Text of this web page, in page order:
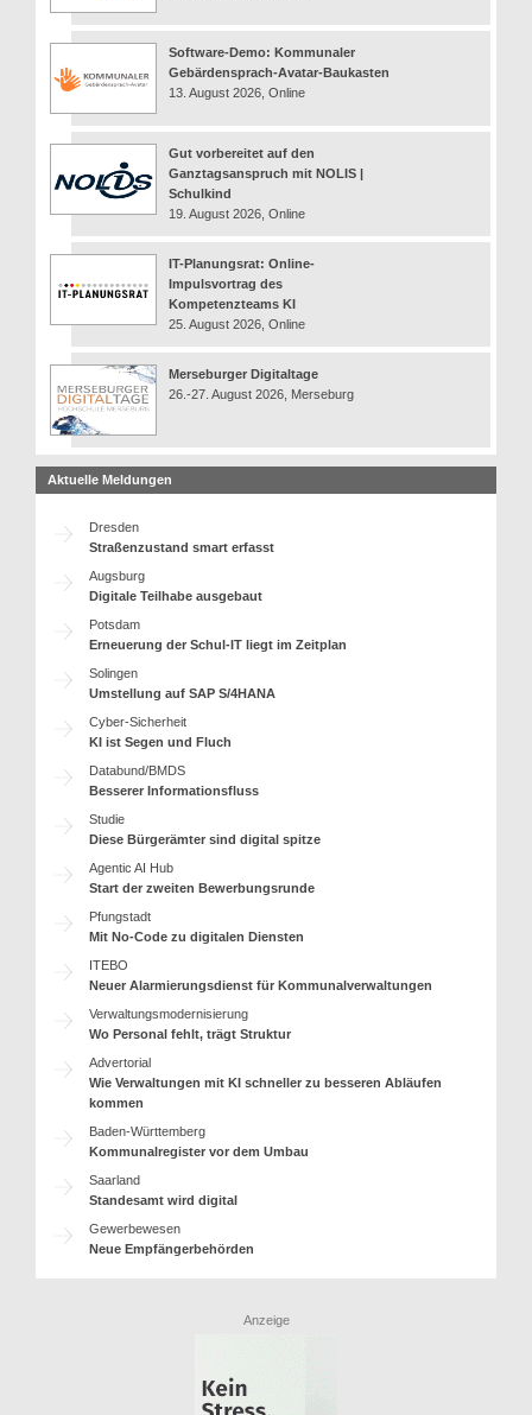
Software-Demo: Kommunaler
Gebärdensprach-Avatar-Baukasten
13. August 2026, Online
Gut vorbereitet auf den
Ganztagsanspruch mit NOLIS |
Schulkind
19. August 2026, Online
IT-Planungsrat: Online-
Impulsvortrag des
Kompetenzteams KI
25. August 2026, Online
Merseburger Digitaltage
26.-27. August 2026, Merseburg
Aktuelle Meldungen
Dresden
Straßenzustand smart erfasst
Augsburg
Digitale Teilhabe ausgebaut
Potsdam
Erneuerung der Schul-IT liegt im Zeitplan
Solingen
Umstellung auf SAP S/4HANA
Cyber-Sicherheit
KI ist Segen und Fluch
Databund/BMDS
Besserer Informationsfluss
Studie
Diese Bürgerämter sind digital spitze
Agentic AI Hub
Start der zweiten Bewerbungsrunde
Pfungstadt
Mit No-Code zu digitalen Diensten
ITEBO
Neuer Alarmierungsdienst für Kommunalverwaltungen
Verwaltungsmodernisierung
Wo Personal fehlt, trägt Struktur
Advertorial
Wie Verwaltungen mit KI schneller zu besseren Abläufen
kommen
Baden-Württemberg
Kommunalregister vor dem Umbau
Saarland
Standesamt wird digital
Gewerbewesen
Neue Empfängerbehörden
Anzeige